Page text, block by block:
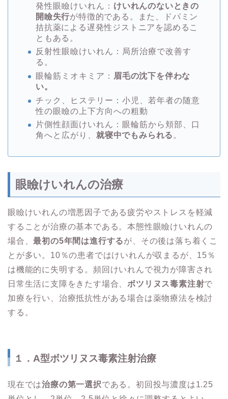
発性眼瞼けいれん： けいれんのないときの
開瞼失行が特徴的である。また、ドパミン
拮抗薬による遅発性ジストニアを認めるこ
ともある。
反射性眼瞼けいれん：局所治療で改善す
る。
眼輪筋ミオキミア： 眉毛の沈下を伴わな
い。
チック、ヒステリー：小児、若年者の随意
性の眼瞼の上下方向への粗動
片側性顔面けいれん：眼輪筋から頬部、口
角へと広がり、 就寝中でもみられる 。
眼瞼けいれんの治療
眼瞼けいれんの増悪因子である疲労やストレスを軽減
することが治療の基本である。本態性眼瞼けいれんの
場合、最初の5年間は進行するが、その後は落ち着くこ
とが多い。10％の患者ではけいれんが収まるが、15％
は機能的に失明する。頻回けいれんで視力が障害され
日常生活に支障をきたす場合、 ボツリヌス毒素注射で
加療を行い、治療抵抗性がある場合は薬物療法を検討
する。
１．A型ボツリヌス毒素注射治療
現在では治療の第一選択である。初回投与濃度は1.25